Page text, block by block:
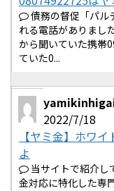
債務の督促「パル
れる電話がありまし
から聞いていた携帯
ていた0...
2022/7/18
【ヤミ金】ホワ
よ
当サイトで紹介し
金対応に特化した専